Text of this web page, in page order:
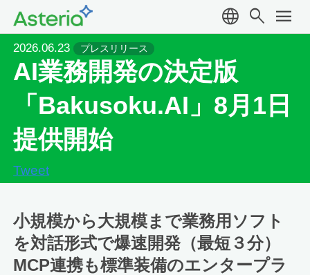
language search menu
2026.06.23 プレスリリース
AI業務開発の決定版
「Bakusoku.AI」8月1日
提供開始
Tweet
小規模から大規模まで業務用ソフト
を対話形式で爆速開発（最短３分）
MCP連携も標準装備のエンタープラ